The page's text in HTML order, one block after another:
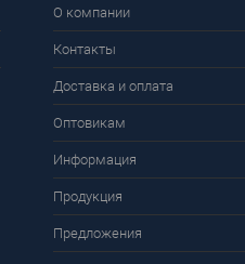
О компании
Контакты
Доставка и оплата
Оптовикам
Информация
Продукция
Предложения